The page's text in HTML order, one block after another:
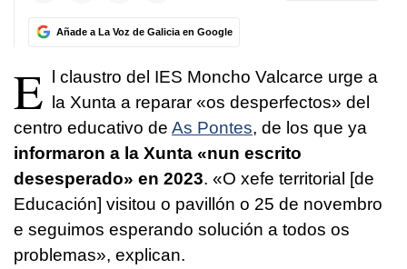
Añade a La Voz de Galicia en Google
E l claustro del IES Moncho Valcarce urge a
la Xunta a reparar «os desperfectos» del
centro educativo de As Pontes, de los que ya
informaron a la Xunta «nun escrito
desesperado» en 2023. «O xefe territorial [de
Educación] visitou o pavillón o 25 de novembro
e seguimos esperando solución a todos os
problemas», explican.